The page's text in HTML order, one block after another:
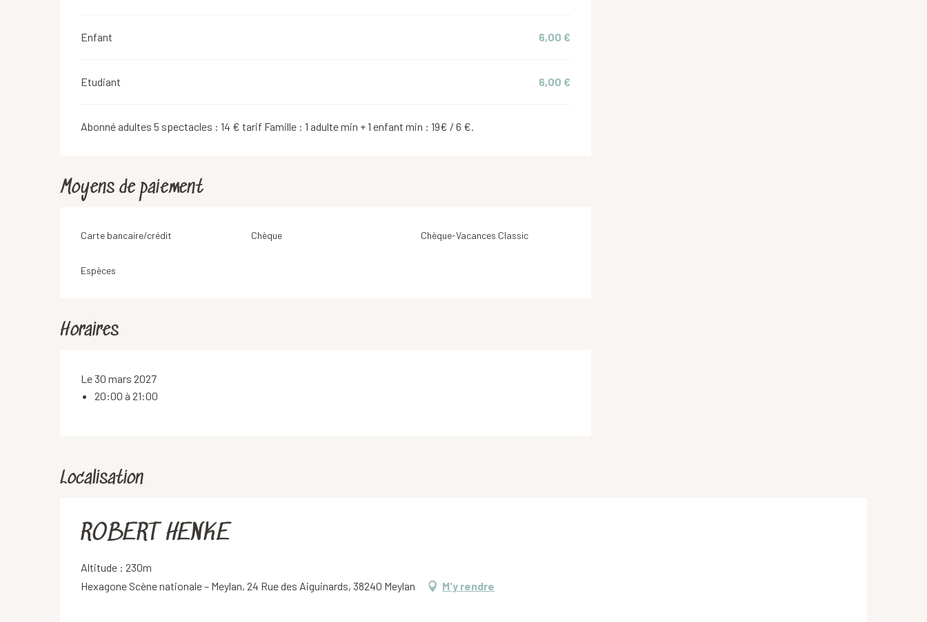
Enfant 6,00 €
Etudiant 6,00 €
Abonné adultes 5 spectacles : 14 € tarif Famille : 1 adulte min + 1 enfant min : 19€ / 6 €.
Moyens de paiement
Carte bancaire/crédit Chèque Chèque-Vacances Classic
Espèces
Horaires
Le 30 mars 2027
20:00 à 21:00
Localisation
ROBERT HENKE
Altitude : 230m
Hexagone Scène nationale – Meylan, 24 Rue des Aiguinards, 38240 Meylan
M'y rendre